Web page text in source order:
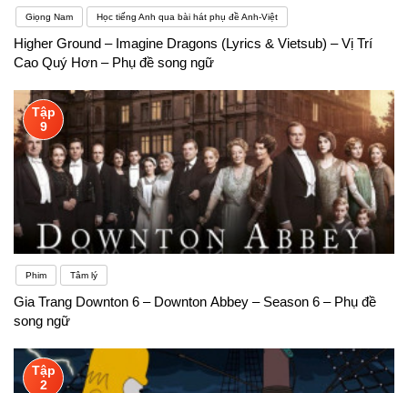
Giọng Nam Học tiếng Anh qua bài hát phụ đề Anh-Việt
Higher Ground – Imagine Dragons (Lyrics & Vietsub) – Vị Trí
Cao Quý Hơn – Phụ đề song ngữ
Tập
9
Phim Tâm lý
Gia Trang Downton 6 – Downton Abbey – Season 6 – Phụ đề
song ngữ
Tập
2